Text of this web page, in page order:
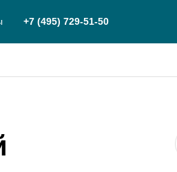
+7 (495) 729-51-50